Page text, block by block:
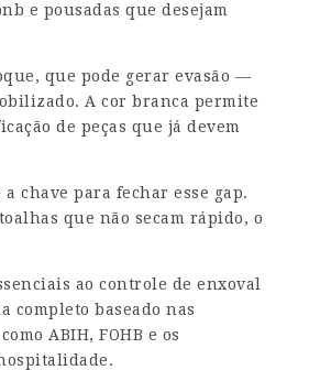
e pousadas que desejam
que pode gerar evasão —
A cor branca permite
de peças que já devem
chave para fechar esse gap.
que não secam rápido, o
ao controle de enxoval
completo baseado nas
ABIH, FOHB e os